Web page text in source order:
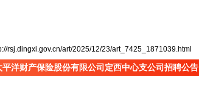
rsj.dingxi.gov.cn/art/2025/12/23/art_7425_1871039.html
平洋财产保险股份有限公司定西中心支公司招聘公告